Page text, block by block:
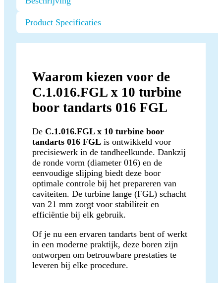
Product Specificaties
Waarom kiezen voor de
C.1.016.FGL x 10 turbine
boor tandarts 016 FGL
De C.1.016.FGL x 10 turbine boor
tandarts 016 FGL is ontwikkeld voor
precisiewerk in de tandheelkunde. Dankzij
de ronde vorm (diameter 016) en de
eenvoudige slijping biedt deze boor
optimale controle bij het prepareren van
caviteiten. De turbine lange (FGL) schacht
van 21 mm zorgt voor stabiliteit en
efficiëntie bij elk gebruik.
Of je nu een ervaren tandarts bent of werkt
in een moderne praktijk, deze boren zijn
ontworpen om betrouwbare prestaties te
leveren bij elke procedure.